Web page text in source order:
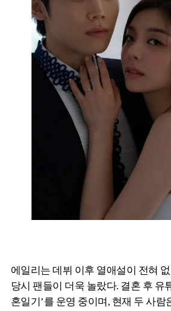
에일리는 데뷔 이후 열애설이 전혀
당시 팬들이 더욱 놀랐다. 결혼 후 유
혼일기’를 운영 중이며, 현재 두 사람